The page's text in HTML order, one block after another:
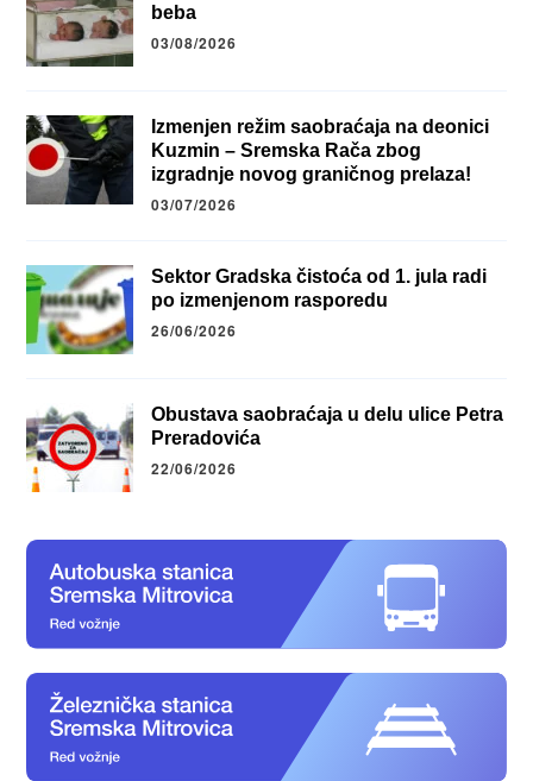
beba
03/08/2026
Izmenjen režim saobraćaja na deonici
Kuzmin – Sremska Rača zbog
izgradnje novog graničnog prelaza!
03/07/2026
Sektor Gradska čistoća od 1. jula radi
po izmenjenom rasporedu
26/06/2026
Obustava saobraćaja u delu ulice Petra
Preradovića
22/06/2026